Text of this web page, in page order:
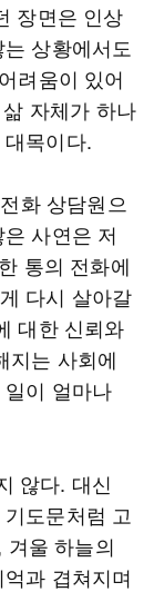
장면은 인상
상황에서도
려움이 있어
자체가 하나
목이다.
화 상담원으
사연은 저
통의 전화에
다시 살아갈
대한 신뢰와
지는 사회에
이 얼마나
않다. 대신
도문처럼 고
겨울 하늘의
과 겹쳐지며